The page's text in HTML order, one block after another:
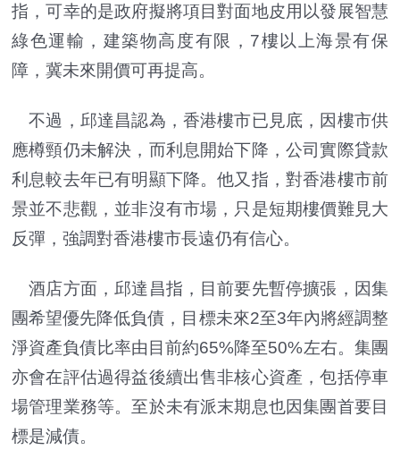
指，可幸的是政府擬將項目對面地皮用以發展智慧
綠色運輸，建築物高度有限，7樓以上海景有保
障，冀未來開價可再提高。
不過，邱達昌認為，香港樓市已見底，因樓市供
應樽頸仍未解決，而利息開始下降，公司實際貸款
利息較去年已有明顯下降。他又指，對香港樓市前
景並不悲觀，並非沒有市場，只是短期樓價難見大
反彈，強調對香港樓市長遠仍有信心。
酒店方面，邱達昌指，目前要先暫停擴張，因集
團希望優先降低負債，目標未來2至3年內將經調整
淨資產負債比率由目前約65%降至50%左右。集團
亦會在評估過得益後續出售非核心資產，包括停車
場管理業務等。至於未有派末期息也因集團首要目
標是減債。